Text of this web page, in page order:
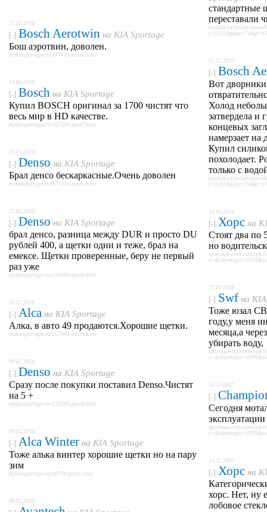
21.03.2018
[-] Bosch Aerotwin на KIA Sportage
Бош аэротвин, доволен.
mykiasportage.ru/177419-post6.html
18.03.2018
[-] Bosch на KIA Sportage
Купил BOSCH оригинал за 1700 чистят что
весь мир в HD качестве.
mykiasportage.ru/167488-post7.html
23.02.2018
[-] Denso на KIA Sportage
Брал денсо бескаркасные.Очень доволен
mykiasportage.ru/177416-post5.html
20.02.2018
[-] Denso на KIA Sportage
брал денсо, разница между DUR и просто DU
рублей 400, а щетки одни и теже, брал на
емексе. Щетки проверенные, беру не первый
раз уже
mykiasportage.ru/194904-post3.html
11.02.2018
[-] Alca на KIA Sportage
Алка, в авто 49 продаются.Хорошие щетки.
mykiasportage.ru/167484-post6.html
09.02.2018
[-] Denso на KIA Sportage
Сразу после покупки поставил Denso.Чистят
на 5 +
mykiasportage.ru/232999-post9.html
09.02.2018
[-] Alca Winter на KIA Sportage
Тоже алька винтер хорошие щетки но на пару
зим
mykiasportage.ru/40798-post5.html
06.02.2018
стандартные
переставали
kiaclub.ru/forum/
01.12.2012
[-] Bosch
Вот
Холод
затвердела и
концевых
намерзает на
Купил
похолодает.
только с
kiaclub.ru/forum/
24.01.2010
[-] Хорс на
Стоят два по
но
sportage-club.com/ipb/
27.03.2008
[-] Swf на
Тоже юзал
году,у меня
месяца,а
убирать воду,
sportage-club.com/ipb/
14.11.2007
[-]
Сегодня
эксплуатации
sportage-club.com/ipb/
14.11.2007
[-] Хорс на
хорс. Нет, ну
лобовое